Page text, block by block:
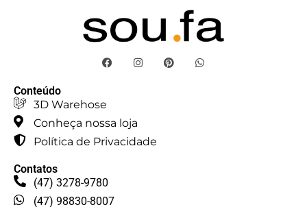
Conteúdo
3D Warehose
Conheça nossa loja
Política de Privacidade
Contatos
(47) 3278-9780
(47) 98830-8007